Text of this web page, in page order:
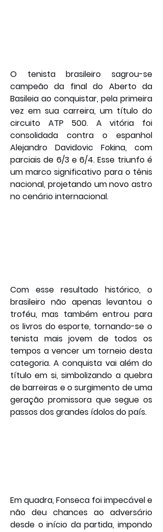
O tenista brasileiro sagrou-se
campeão da final do Aberto da
Basileia ao conquistar, pela primeira
vez em sua carreira, um título do
circuito ATP 500. A vitória foi
consolidada contra o espanhol
Alejandro Davidovic Fokina, com
parciais de 6/3 e 6/4. Esse triunfo é
um marco significativo para o tênis
nacional, projetando um novo astro
no cenário internacional.
Com esse resultado histórico, o
brasileiro não apenas levantou o
troféu, mas também entrou para
os livros do esporte, tornando-se o
tenista mais jovem de todos os
tempos a vencer um torneio desta
categoria. A conquista vai além do
título em si, simbolizando a quebra
de barreiras e o surgimento de uma
geração promissora que segue os
passos dos grandes ídolos do país.
Em quadra, Fonseca foi impecável e
não deu chances ao adversário
desde o início da partida, impondo